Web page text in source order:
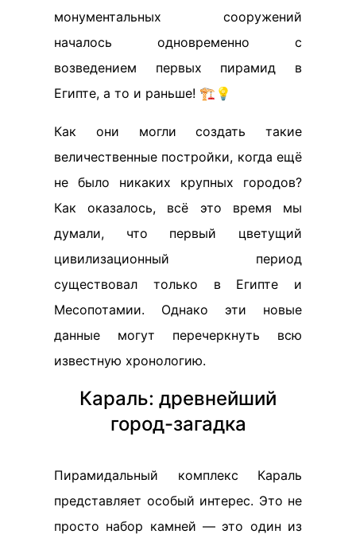
монументальных сооружений
началось одновременно с
возведением первых пирамид в
Египте, а то и раньше! 🏗️💡
Как они могли создать такие
величественные постройки, когда ещё
не было никаких крупных городов?
Как оказалось, всё это время мы
думали, что первый цветущий
цивилизационный период
существовал только в Египте и
Месопотамии. Однако эти новые
данные могут перечеркнуть всю
известную хронологию.
Караль: древнейший
город-загадка
Пирамидальный комплекс Караль
представляет особый интерес. Это не
просто набор камней — это один из